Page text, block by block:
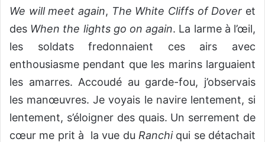
We will meet again, The White Cliffs of Dover et
des When the lights go on again. La larme à l’œil,
les soldats fredonnaient ces airs avec
enthousiasme pendant que les marins larguaient
les amarres. Accoudé au garde-fou, j’observais
les manœuvres. Je voyais le navire lentement, si
lentement, s’éloigner des quais. Un serrement de
cœur me prit à la vue du Ranchiqui se détachait